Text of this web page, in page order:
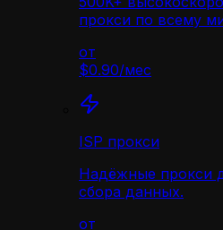
прокси по всему
от
$0.90/мес
ISP прокси
Надёжные прокси
сбора данных.
от